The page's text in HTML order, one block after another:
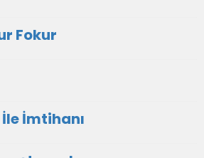
Fokur
İmtihanı